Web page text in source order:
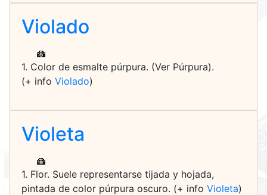
Violado
1. Color de esmalte púrpura. (Ver Púrpura).
(+ info Violado)
Violeta
1. Flor. Suele representarse tijada y hojada,
pintada de color púrpura oscuro. (+ info Violeta)